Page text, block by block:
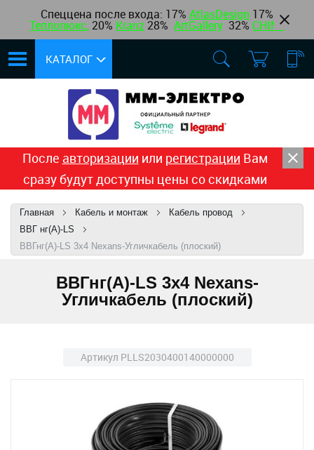
Спеццена после входа: 17% AtlasDesign 17%
Теплолюкс, 20% Kranz 28% ArtGallery 32% CHINT
КАТАЛОГ
После авторизации или регистрации Вам
сразу будут доступны цены со скидками
Главная Кабель и монтаж
Кабель провод
ВВГ нг(А)-LS
ВВГнг(А)-LS 3х4 Nexans-Угличкабель (плоский)
ВВГнг(А)-LS 3х4 Nexans-
Угличкабель (плоский)
Артикул PLLS2030400140000000